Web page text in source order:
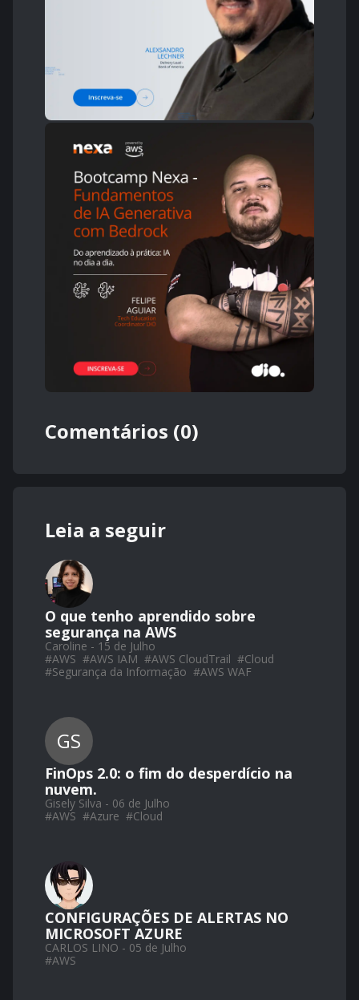
Comentários (0)
Leia a seguir
O que tenho aprendido sobre
segurança na AWS
Caroline - 15 de Julho
#AWS #AWS IAM #AWS CloudTrail #Cloud
#Segurança da Informação #AWS WAF
GS
FinOps 2.0: o fim do desperdício na
nuvem.
Gisely Silva - 06 de Julho
#AWS #Azure #Cloud
CONFIGURAÇÕES DE ALERTAS NO
MICROSOFT AZURE
CARLOS LINO - 05 de Julho
#AWS